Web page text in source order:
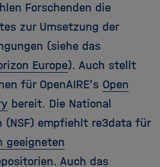
Forschenden die
zur Umsetzung der
(siehe das
Europe). Auch stellt
für OpenAIRE's Open
bereit. Die National
(NSF) empfiehlt re3data für
geeigneten
. Auch das